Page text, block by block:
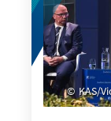
KAS/